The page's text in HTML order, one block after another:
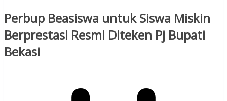
Perbup Beasiswa untuk Siswa Miskin
Berprestasi Resmi Diteken Pj Bupati
Bekasi